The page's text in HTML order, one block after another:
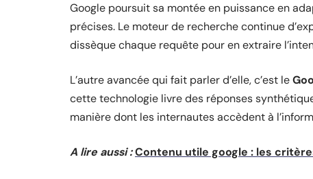
Google poursuit sa montée en puissance en
précises. Le moteur de recherche continue
dissèque chaque requête pour en extraire
L’autre avancée qui fait parler d’elle, c’est le
cette technologie livre des réponses
manière dont les internautes accèdent à
A lire aussi :Contenu utile google : les